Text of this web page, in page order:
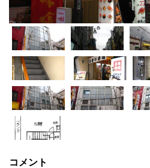
コメント